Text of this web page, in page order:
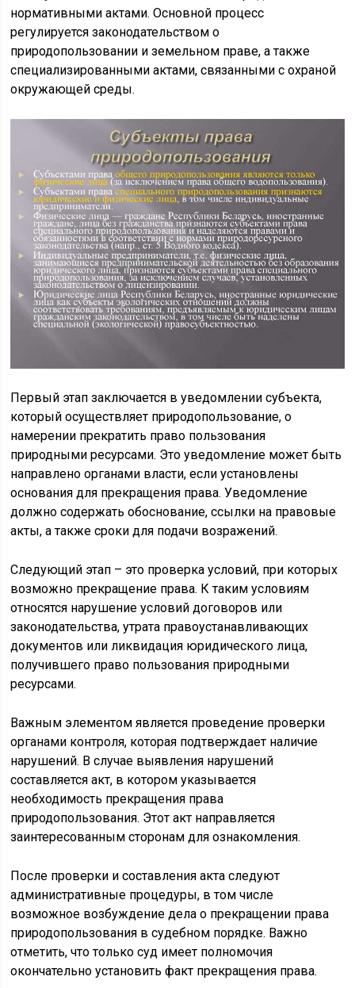
нормативными актами. Основной процесс
регулируется законодательством о
природопользовании и земельном праве, а также
специализированными актами, связанными с охраной
окружающей среды.
Первый этап заключается в уведомлении субъекта,
который осуществляет природопользование, о
намерении прекратить право пользования
природными ресурсами. Это уведомление может быть
направлено органами власти, если установлены
основания для прекращения права. Уведомление
должно содержать обоснование, ссылки на правовые
акты, а также сроки для подачи возражений.
Следующий этап – это проверка условий, при которых
возможно прекращение права. К таким условиям
относятся нарушение условий договоров или
законодательства, утрата правоустанавливающих
документов или ликвидация юридического лица,
получившего право пользования природными
ресурсами.
Важным элементом является проведение проверки
органами контроля, которая подтверждает наличие
нарушений. В случае выявления нарушений
составляется акт, в котором указывается
необходимость прекращения права
природопользования. Этот акт направляется
заинтересованным сторонам для ознакомления.
После проверки и составления акта следуют
административные процедуры, в том числе
возможное возбуждение дела о прекращении права
природопользования в судебном порядке. Важно
отметить, что только суд имеет полномочия
окончательно установить факт прекращения права.